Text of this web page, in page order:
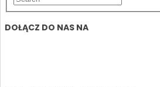
DOŁĄCZ DO NAS NA